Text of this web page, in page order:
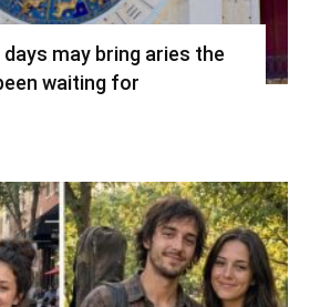
may bring aries the
waiting for